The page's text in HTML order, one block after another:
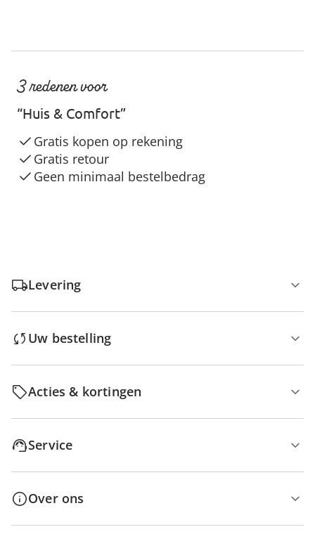
3 redenen voor
“Huis & Comfort”
Gratis kopen op rekening
Gratis retour
Geen minimaal bestelbedrag
Levering
Uw bestelling
Acties & kortingen
Service
Over ons